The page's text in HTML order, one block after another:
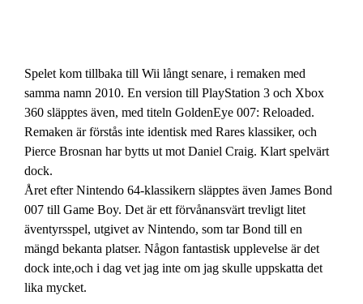
Spelet kom tillbaka till Wii långt senare, i remaken med
samma namn 2010. En version till PlayStation 3 och Xbox
360 släpptes även, med titeln GoldenEye 007: Reloaded.
Remaken är förstås inte identisk med Rares klassiker, och
Pierce Brosnan har bytts ut mot Daniel Craig. Klart spelvärt
dock.
Året efter Nintendo 64-klassikern släpptes även James Bond
007 till Game Boy. Det är ett förvånansvärt trevligt litet
äventyrsspel, utgivet av Nintendo, som tar Bond till en
mängd bekanta platser. Någon fantastisk upplevelse är det
dock inte,och i dag vet jag inte om jag skulle uppskatta det
lika mycket.